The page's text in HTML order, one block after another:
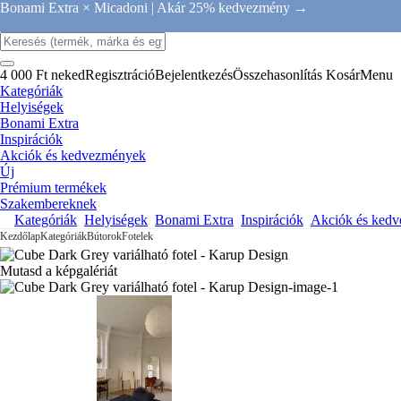
Bonami Extra × Micadoni | Akár 25% kedvezmény →
4 000 Ft nekedRegisztrációBejelentkezésÖsszehasonlítás KosárMenu
Kategóriák
Helyiségek
Bonami Extra
Inspirációk
Akciók és kedvezmények
Új
Prémium termékek
Szakembereknek
Kategóriák Helyiségek Bonami Extra Inspirációk Akciók és
KezdőlapKategóriákBútorokFotelek
Mutasd a képgalériát